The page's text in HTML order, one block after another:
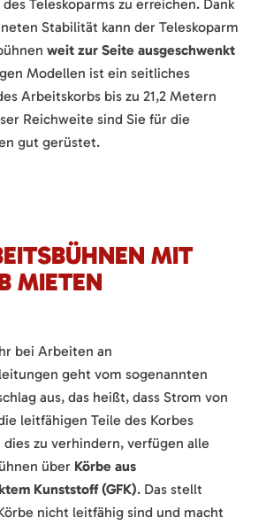
Teleskoparms zu erreichen. Dank
Stabilität kann der Teleskoparm
weit zur Seite ausgeschwenkt
Modellen ist ein seitliches
Arbeitskorbs bis zu 21,2 Metern
Reichweite sind Sie für die
gut gerüstet.
MIT
MIETEN
bei Arbeiten an
geht vom sogenannten
aus, das heißt, dass Strom von
leitfähigen Teile des Korbes
zu verhindern, verfügen alle
über Körbe aus
Kunststoff (GFK). Das stellt
nicht leitfähig sind und macht